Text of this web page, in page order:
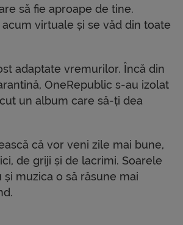
să fie aproape de tine.
virtuale și se văd din toate
adaptate vremurilor. Încă din
OneRepublic s-au izolat
un album care să-ți dea
că vor veni zile mai bune,
de griji și de lacrimi. Soarele
și muzica o să răsune mai